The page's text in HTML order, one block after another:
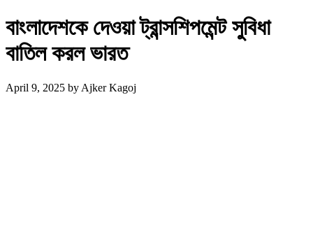
বাংলাদেশকে দেওয়া ট্রান্সশিপমেন্ট সুবিধা
বাতিল করল ভারত
April 9, 2025 by Ajker Kagoj